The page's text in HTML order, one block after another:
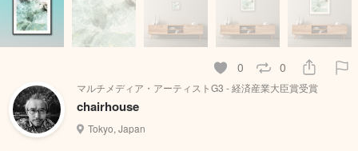
0 0
マルチメディア・アーティストG3 - 経済産業大臣賞受賞
chairhouse
Tokyo, Japan